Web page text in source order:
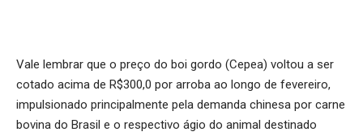
Vale lembrar que o preço do boi gordo (Cepea) voltou a ser
cotado acima de R$300,0 por arroba ao longo de fevereiro,
impulsionado principalmente pela demanda chinesa por carne
bovina do Brasil e o respectivo ágio do animal destinado